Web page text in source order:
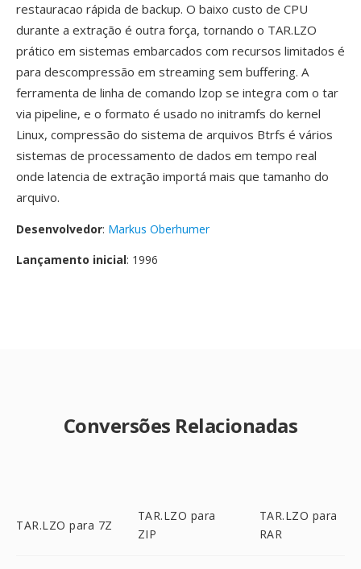
restauracao rápida de backup. O baixo custo de CPU
durante a extração é outra força, tornando o TAR.LZO
prático em sistemas embarcados com recursos limitados é
para descompressão em streaming sem buffering. A
ferramenta de linha de comando lzop se integra com o tar
via pipeline, e o formato é usado no initramfs do kernel
Linux, compressão do sistema de arquivos Btrfs é vários
sistemas de processamento de dados em tempo real
onde latencia de extração importá mais que tamanho do
arquivo.
Desenvolvedor: Markus Oberhumer
Lançamento inicial: 1996
Conversões Relacionadas
TAR.LZO para 7Z
TAR.LZO para
ZIP
TAR.LZO para
RAR